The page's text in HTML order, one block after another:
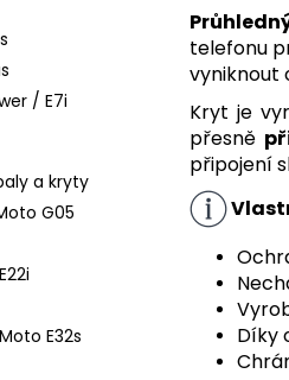
/ E7i
a kryty
G05
E32s
telefonu
vyniknout
Kryt je
přesně
připojení
Díky